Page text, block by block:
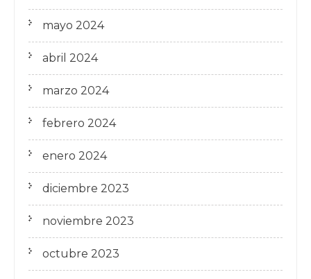
mayo 2024
abril 2024
marzo 2024
febrero 2024
enero 2024
diciembre 2023
noviembre 2023
octubre 2023